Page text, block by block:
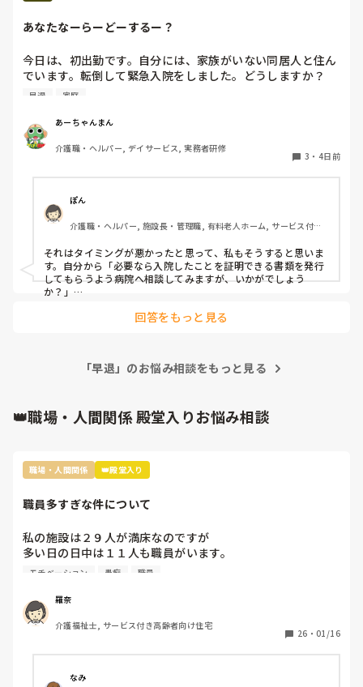
少し休めると良いのですが…
あなたなーらーどーするー？
今日は、初出勤です。自分には、家族がいない同居人と住ん
でいます。転倒して緊急入院をしました。どうしますか？
ちなみに自分は、新しい職場に説明して、早退させていただ
た。
早退 家庭
あーちゃんまん
介護職・ヘルパー, デイサービス, 実務者研修
3 ・ 4日前
ぽん
介護職・ヘルパー, 施設長・管理職, 有料老人ホーム, サービス付き
害者支援施設
それはタイミングが悪かったと思って、私もそうすると思いま
す。自分から「必要なら入院したことを証明できる書類を発行
してもらうよう病院へ相談してみますが、いかがでしょう
か？」
ただし次回からはいち早く頼ってもらえるように頑張って仕事
回答をもっと見る
「早退」のお悩み相談をもっと見る
👑職場・人間関係 殿堂入りお悩み相談
職場・人間関係 👑殿堂入り
職員多すぎな件について
私の施設は２９人が満床なのですが
多い日の日中は１１人も職員がいます。
なので暇すぎて仕事内容がないです。
掃除担当がされるのですが、介護側の職員のすることもない
ため廊下の掃除や壁拭き、手すり消毒などの掃除をしていま
す。
と思う仕事内容ってありますか？
モチベーション 愚痴 職員
羅奈
介護福祉士, サービス付き高齢者向け住宅
26 ・ 01/16
なみ